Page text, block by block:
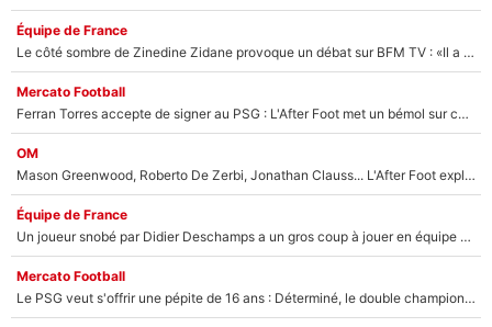
Équipe de France
Le côté sombre de Zinedine Zidane provoque un débat sur BFM TV : «Il a pris 14 cartons rouges»
Mercato Football
Ferran Torres accepte de signer au PSG : L'After Foot met un bémol sur ce transfert, le champion du monde va couter trop cher ?
OM
Mason Greenwood, Roberto De Zerbi, Jonathan Clauss... L'After Foot explique pourquoi Medhi Benatia a craqué à l'OM !
Équipe de France
Un joueur snobé par Didier Deschamps a un gros coup à jouer en équipe de France : Zinedine Zidane a trouvé son numéro 9 ?
Mercato Football
Le PSG veut s'offrir une pépite de 16 ans : Déterminé, le double champion d'Europe en titre est prêt à lâcher 40M€ pour celui que l'on compare déjà à Vinicius Jr !